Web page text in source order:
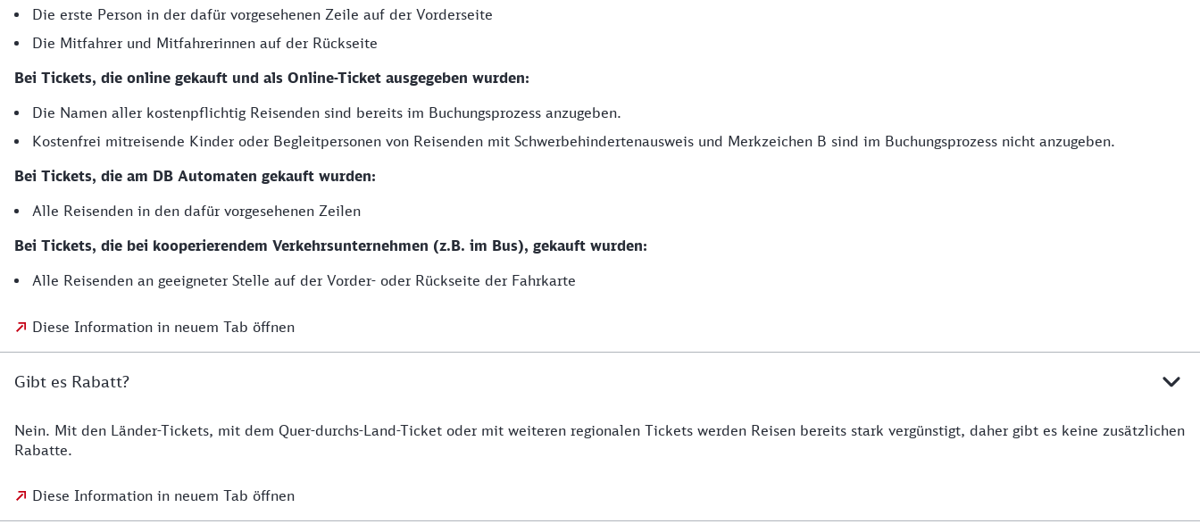
Die erste Person in der dafür vorgesehenen Zeile auf der Vorderseite
Die Mitfahrer und Mitfahrerinnen auf der Rückseite
Bei Tickets, die online gekauft und als Online-Ticket ausgegeben wurden:
Die Namen aller kostenpflichtig Reisenden sind bereits im Buchungsprozess anzugeben.
Kostenfrei mitreisende Kinder oder Begleitpersonen von Reisenden mit Schwerbehindertenausweis und Merkzeichen B sind im Buchungsprozess nicht anzugeben.
Bei Tickets, die am DB Automaten gekauft wurden:
Alle Reisenden in den dafür vorgesehenen Zeilen
Bei Tickets, die bei kooperierendem Verkehrsunternehmen (z.B. im Bus), gekauft wurden:
Alle Reisenden an geeigneter Stelle auf der Vorder- oder Rückseite der Fahrkarte
Diese Information in neuem Tab öffnen
Gibt es Rabatt?
Nein. Mit den Länder-Tickets, mit dem Quer-durchs-Land-Ticket oder mit weiteren regionalen Tickets werden Reisen bereits stark vergünstigt, daher gibt es keine zusätzlichen
Rabatte.
Diese Information in neuem Tab öffnen